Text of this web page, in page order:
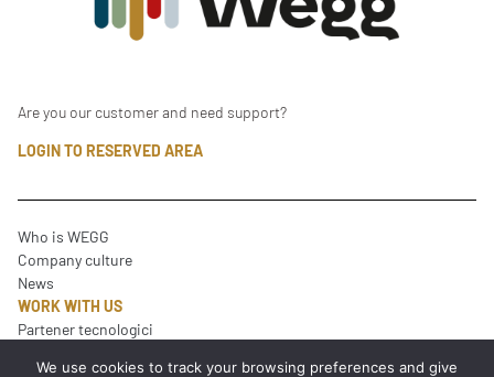
Are you our customer and need support?
LOGIN TO RESERVED AREA
Who is WEGG
Company culture
News
WORK WITH US
Partener tecnologici
We use cookies to track your browsing preferences and give